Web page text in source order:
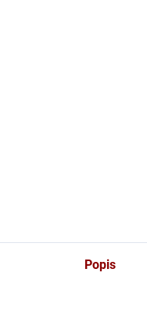
Popis